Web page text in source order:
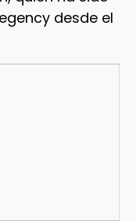
desde el